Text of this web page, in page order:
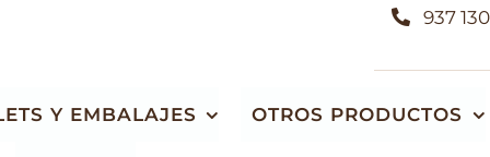
937
Y EMBALAJES OTROS PRODUCTOS